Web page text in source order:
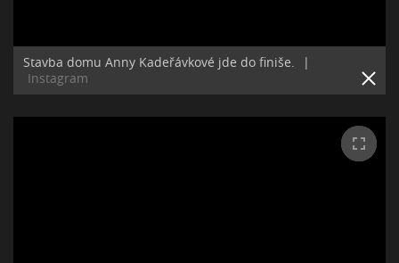
Stavba domu Anny Kadeřávkové jde do finiše.
|
Instagram